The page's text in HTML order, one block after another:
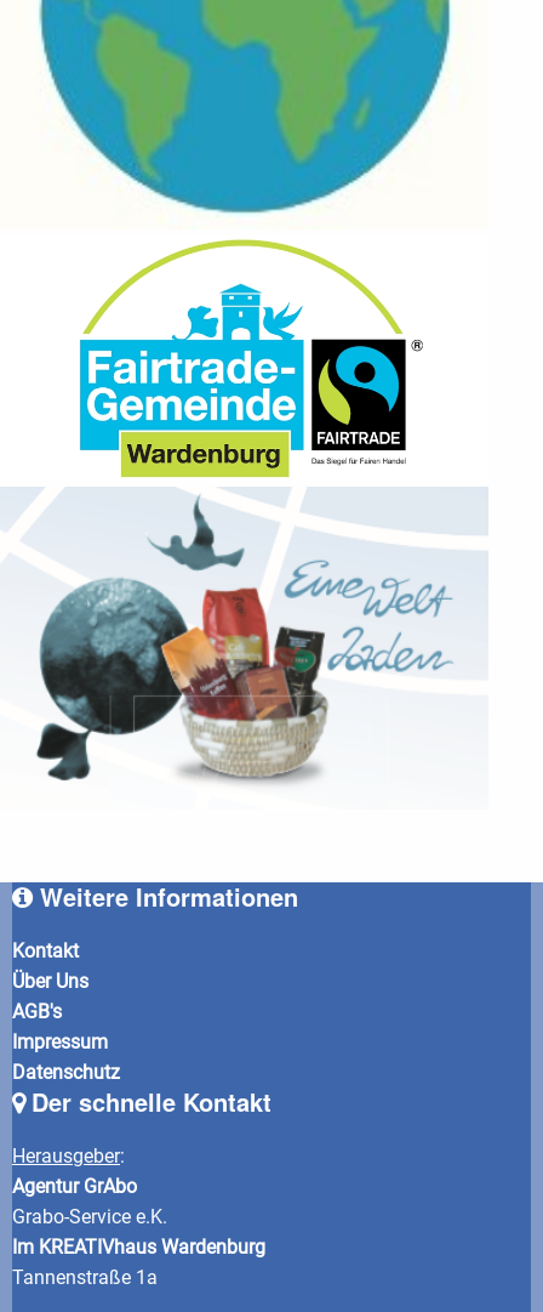
Weitere Informationen
Kontakt
Über Uns
AGB's
Impressum
Datenschutz
Der schnelle Kontakt
Herausgeber:
Agentur GrAbo
Grabo-Service e.K.
Im KREATIVhaus Wardenburg
Tannenstraße 1a